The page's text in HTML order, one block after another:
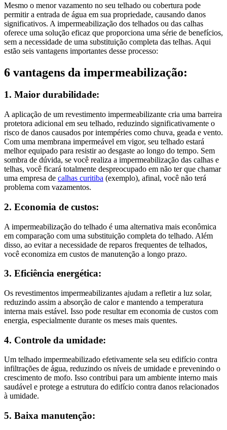
Mesmo o menor vazamento no seu telhado ou cobertura pode
permitir a entrada de água em sua propriedade, causando danos
significativos. A impermeabilização dos telhados ou das calhas
oferece uma solução eficaz que proporciona uma série de benefícios,
sem a necessidade de uma substituição completa das telhas. Aqui
estão seis vantagens importantes desse processo:
6 vantagens da impermeabilização:
1. Maior durabilidade:
A aplicação de um revestimento impermeabilizante cria uma barreira
protetora adicional em seu telhado, reduzindo significativamente o
risco de danos causados por intempéries como chuva, geada e vento.
Com uma membrana impermeável em vigor, seu telhado estará
melhor equipado para resistir ao desgaste ao longo do tempo. Sem
sombra de dúvida, se você realiza a impermeabilização das calhas e
telhas, você ficará totalmente despreocupado em não ter que chamar
uma empresa de calhas curitiba (exemplo), afinal, você não terá
problema com vazamentos.
2. Economia de custos:
A impermeabilização do telhado é uma alternativa mais econômica
em comparação com uma substituição completa do telhado. Além
disso, ao evitar a necessidade de reparos frequentes de telhados,
você economiza em custos de manutenção a longo prazo.
3. Eficiência energética:
Os revestimentos impermeabilizantes ajudam a refletir a luz solar,
reduzindo assim a absorção de calor e mantendo a temperatura
interna mais estável. Isso pode resultar em economia de custos com
energia, especialmente durante os meses mais quentes.
4. Controle da umidade:
Um telhado impermeabilizado efetivamente sela seu edifício contra
infiltrações de água, reduzindo os níveis de umidade e prevenindo o
crescimento de mofo. Isso contribui para um ambiente interno mais
saudável e protege a estrutura do edifício contra danos relacionados
à umidade.
5. Baixa manutenção: